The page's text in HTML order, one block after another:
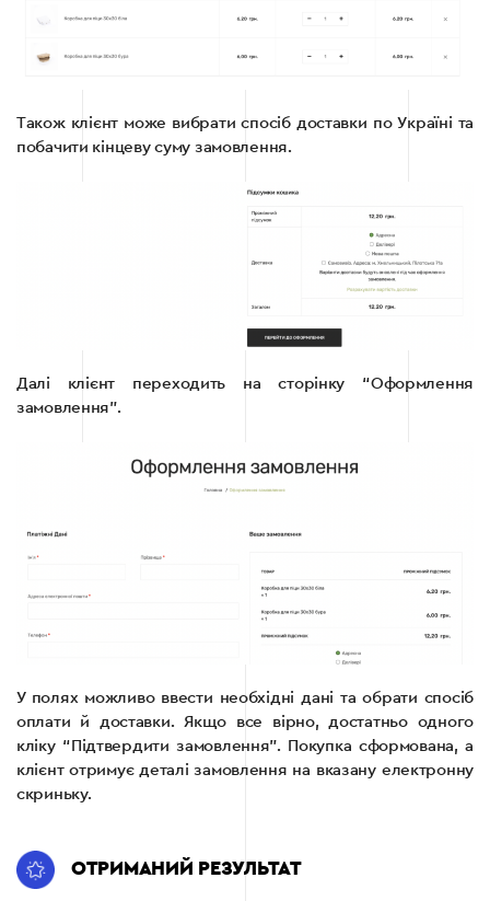
Також клієнт може вибрати спосіб доставки по Україні та
побачити кінцеву суму замовлення.
Далі клієнт переходить на сторінку “Оформлення
замовлення”.
У полях можливо ввести необхідні дані та обрати спосіб
оплати й доставки. Якщо все вірно, достатньо одного
кліку “Підтвердити замовлення”. Покупка сформована, а
клієнт отримує деталі замовлення на вказану електронну
скриньку.
ОТРИМАНИЙ РЕЗУЛЬТАТ